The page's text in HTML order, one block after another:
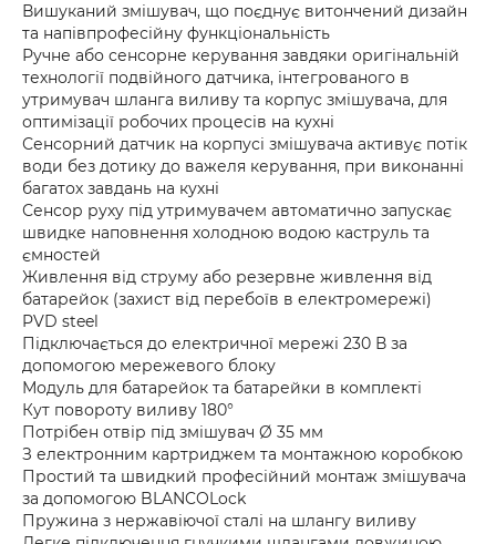
Вишуканий змішувач, що поєднує витончений дизайн
та напівпрофесійну функціональність
Ручне або сенсорне керування завдяки оригінальній
технології подвійного датчика, інтегрованого в
утримувач шланга виливу та корпус змішувача, для
оптимізації робочих процесів на кухні
Сенсорний датчик на корпусі змішувача активує потік
води без дотику до важеля керування, при виконанні
багатох завдань на кухні
Сенсор руху під утримувачем автоматично запускає
швидке наповнення холодною водою каструль та
ємностей
Живлення від струму або резервне живлення від
батарейок (захист від перебоїв в електромережі)
PVD steel
Підключається до електричної мережі 230 В за
допомогою мережевого блоку
Модуль для батарейок та батарейки в комплекті
Кут повороту виливу 180°
Потрібен отвір під змішувач Ø 35 мм
З електронним картриджем та монтажною коробкою
Простий та швидкий професійний монтаж змішувача
за допомогою BLANCOLock
Пружина з нержавіючої сталі на шлангу виливу